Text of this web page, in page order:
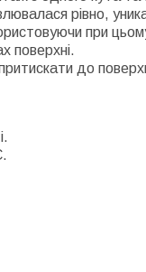
рівно,
при
поверхні.
до